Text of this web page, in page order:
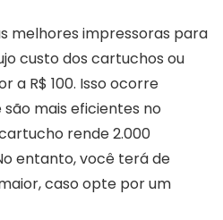
melhores impressoras para
custo dos cartuchos ou
a R$ 100. Isso ocorre
mais eficientes no
rende 2.000
entanto, você terá de
caso opte por um